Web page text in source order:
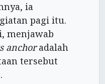
ia
pagi itu.
menjawab
anchoradalah
tersebut